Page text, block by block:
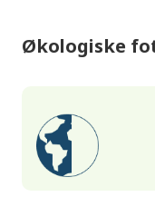
Økologiske